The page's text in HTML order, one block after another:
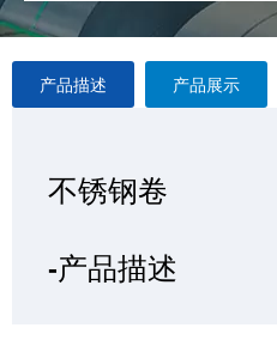
产品描述 产品展示
不锈钢卷
-产品描述
不锈钢卷
—产品展示
不锈钢卷
-厂房
不锈钢卷
-产品包装